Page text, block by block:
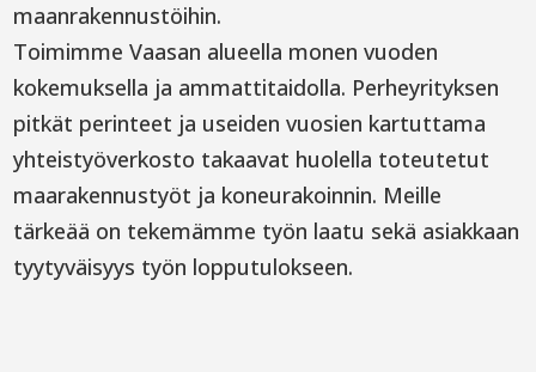
maanrakennustöihin.
Toimimme Vaasan alueella monen vuoden
kokemuksella ja ammattitaidolla. Perheyrityksen
pitkät perinteet ja useiden vuosien kartuttama
yhteistyöverkosto takaavat huolella toteutetut
maarakennustyöt ja koneurakoinnin. Meille
tärkeää on tekemämme työn laatu sekä asiakkaan
tyytyväisyys työn lopputulokseen.